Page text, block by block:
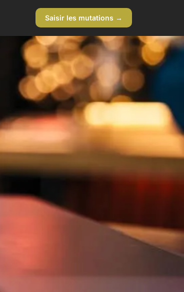
Saisir les mutations →